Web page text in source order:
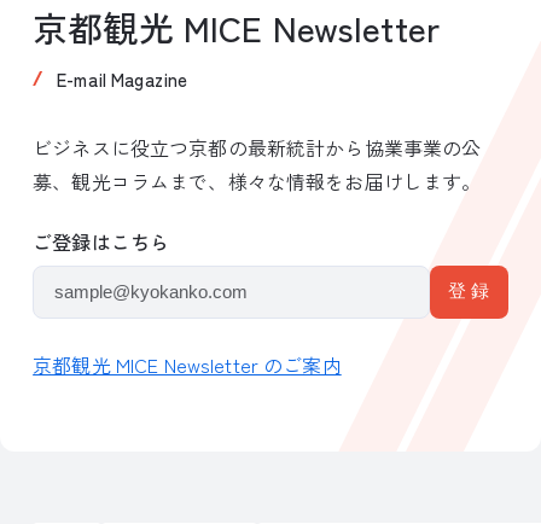
京都観光 MICE Newsletter
E-mail Magazine
ビジネスに役立つ京都の最新統計から協業事業の公
募、観光コラムまで、様々な情報をお届けします。
ご登録はこちら
京都観光 MICE Newsletter のご案内